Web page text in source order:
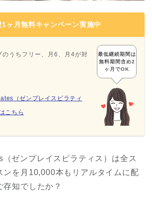
1ヶ月無料キャンペーン実施中
のうちフリー、月6、月4が対
（ゼンプレイスピラティ
こちら
最低継続期間は
無料期間含め2
ヶ月でOK
ゼンプレイスピラティス）は全ス
ンを月10,000本もリアルタイムに配
知でしたか？